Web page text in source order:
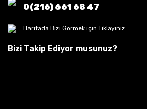
0(216) 661 68 47
Haritada Bizi Görmek için Tıklayınız
Bizi Takip Ediyor musunuz?